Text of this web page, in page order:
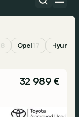
Opel17 Hyundai
32 989 €